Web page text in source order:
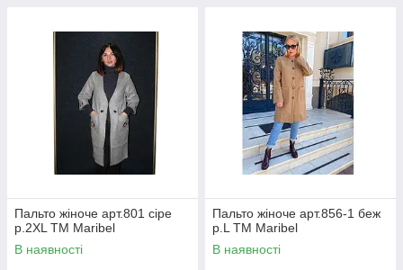
Пальто жіноче арт.801 сіре
р.2XL ТМ Maribel
В наявності
Пальто жіноче арт.856-1 беж
р.L ТМ Maribel
В наявності